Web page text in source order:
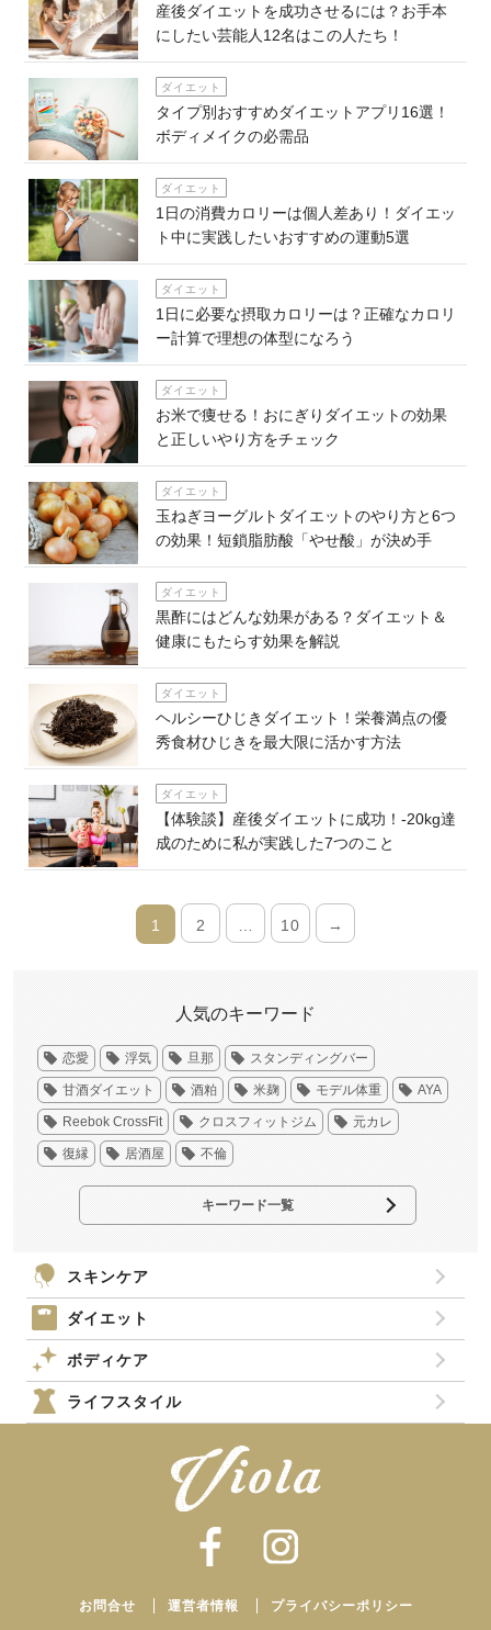
産後ダイエットを成功させるには？お手本
にしたい芸能人12名はこの人たち！
ダイエット
タイプ別おすすめダイエットアプリ16選！
ボディメイクの必需品
ダイエット
1日の消費カロリーは個人差あり！ダイエッ
ト中に実践したいおすすめの運動5選
ダイエット
1日に必要な摂取カロリーは？正確なカロリ
ー計算で理想の体型になろう
ダイエット
お米で痩せる！おにぎりダイエットの効果
と正しいやり方をチェック
ダイエット
玉ねぎヨーグルトダイエットのやり方と6つ
の効果！短鎖脂肪酸「やせ酸」が決め手
ダイエット
黒酢にはどんな効果がある？ダイエット＆
健康にもたらす効果を解説
ダイエット
ヘルシーひじきダイエット！栄養満点の優
秀食材ひじきを最大限に活かす方法
ダイエット
【体験談】産後ダイエットに成功！-20kg達
成のために私が実践した7つのこと
1 2 10 →
人気のキーワード
恋愛 浮気 旦那 スタンディングバー
甘酒ダイエット 酒粕 米麹 モデル体重 AYA
Reebok CrossFit クロスフィットジム 元カレ
復縁 居酒屋 不倫
キーワード一覧
スキンケア
ダイエット
ボディケア
ライフスタイル
お問合せ 運営者情報 プライバシーポリシー